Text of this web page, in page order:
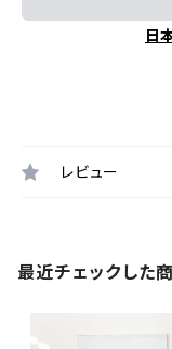
日
レビュー
最近チェックした